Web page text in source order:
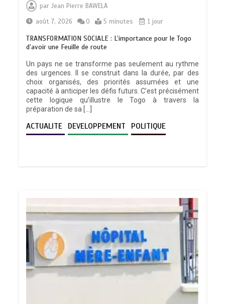
parJean Pierre BAWELA
août 7, 2026
0 5 minutes 1 jour
TRANSFORMATION SOCIALE : L’importance pour le Togo
d’avoir une Feuille de route
Un pays ne se transforme pas seulement au rythme
des urgences. Il se construit dans la durée, par des
choix organisés, des priorités assumées et une
capacité à anticiper les défis futurs. C’est précisément
cette logique qu’illustre le Togo à travers la
préparation de sa […]
ACTUALITE DEVELOPPEMENT POLITIQUE